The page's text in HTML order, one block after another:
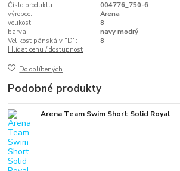
Číslo produktu:
004776_750-6
výrobce:
Arena
velikost:
8
barva:
navy modrý
Velikost pánská v "D":
8
Hlídat cenu / dostupnost
Do oblíbených
Podobné produkty
Arena Team Swim Short Solid Royal